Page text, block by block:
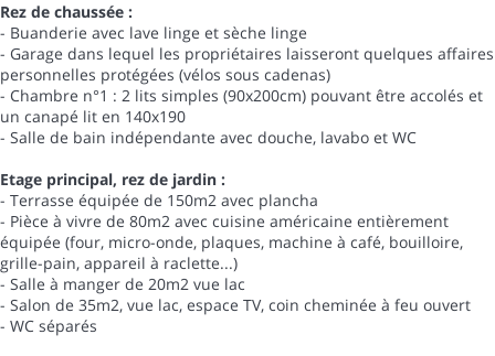
Rez de chaussée :
- Buanderie avec lave linge et sèche linge
- Garage dans lequel les propriétaires laisseront quelques affaires
personnelles protégées (vélos sous cadenas)
- Chambre n°1 : 2 lits simples (90x200cm) pouvant être accolés et
un canapé lit en 140x190
- Salle de bain indépendante avec douche, lavabo et WC
Etage principal, rez de jardin :
- Terrasse équipée de 150m2 avec plancha
- Pièce à vivre de 80m2 avec cuisine américaine entièrement
équipée (four, micro-onde, plaques, machine à café, bouilloire,
grille-pain, appareil à raclette...)
- Salle à manger de 20m2 vue lac
- Salon de 35m2, vue lac, espace TV, coin cheminée à feu ouvert
- WC séparés